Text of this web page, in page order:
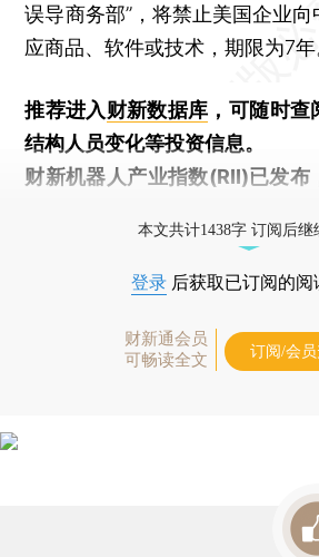
误导商务部”，将禁止美国企业
应商品、软件或技术，期限为7年
推荐进入财新数据库 ，可随时查
结构人员变化等投资信息。
财新机器人产业指数(RII)已发布
本文共计1438字 订阅后继
登录 后获取已订阅的阅
财新通会员
可畅读全文
订阅/会员